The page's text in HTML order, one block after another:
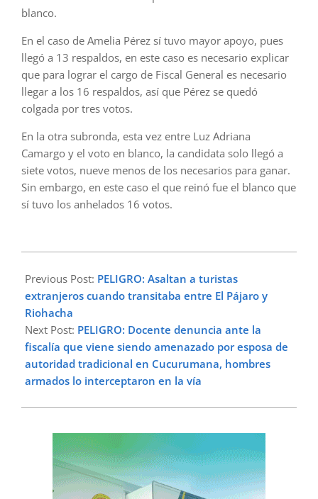
blanco.
En el caso de Amelia Pérez sí tuvo mayor apoyo, pues
llegó a 13 respaldos, en este caso es necesario explicar
que para lograr el cargo de Fiscal General es necesario
llegar a los 16 respaldos, así que Pérez se quedó
colgada por tres votos.
En la otra subronda, esta vez entre Luz Adriana
Camargo y el voto en blanco, la candidata solo llegó a
siete votos, nueve menos de los necesarios para ganar.
Sin embargo, en este caso el que reinó fue el blanco que
sí tuvo los anhelados 16 votos.
02-
22
Previous Post: PELIGRO: Asaltan a turistas
extranjeros cuando transitaba entre El Pájaro y
Riohacha
Next Post: PELIGRO: Docente denuncia ante la
fiscalía que viene siendo amenazado por esposa de
autoridad tradicional en Cucurumana, hombres
armados lo interceptaron en la vía